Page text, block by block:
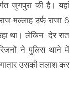
जुगपुरा की है। यहां
मल्लाह उर्फ राजा 6
था। लेकिन, देर रात
ने पुलिस थाने में
उसकी तलाश कर